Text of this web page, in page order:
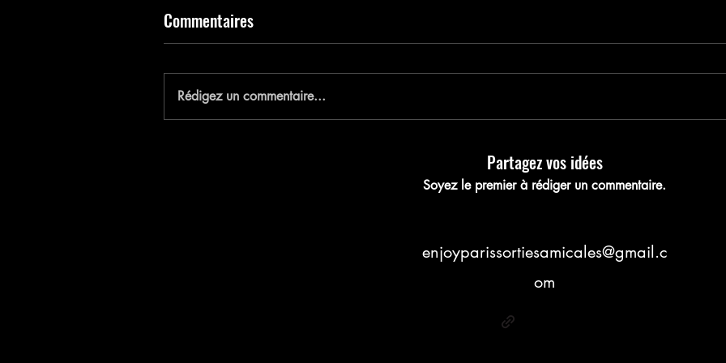
Enregistrez votre
Commentaires
Rédigez un commentaire...
Partagez vos idées
Soyez le premier à rédiger un commentaire.
enjoyparissortiesamicales@gmail.c
om